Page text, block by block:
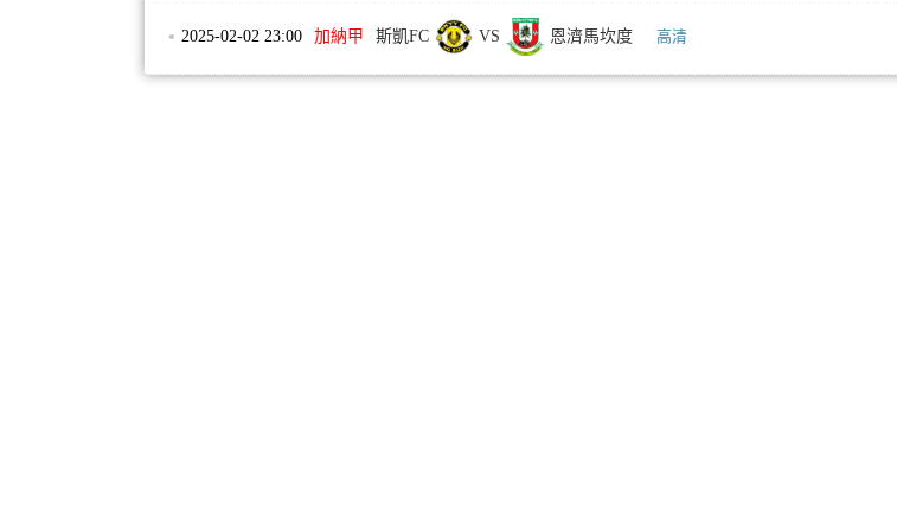
• 2025-02-02 23:00 加納甲 斯凱FC VS 恩濟馬坎度 高清